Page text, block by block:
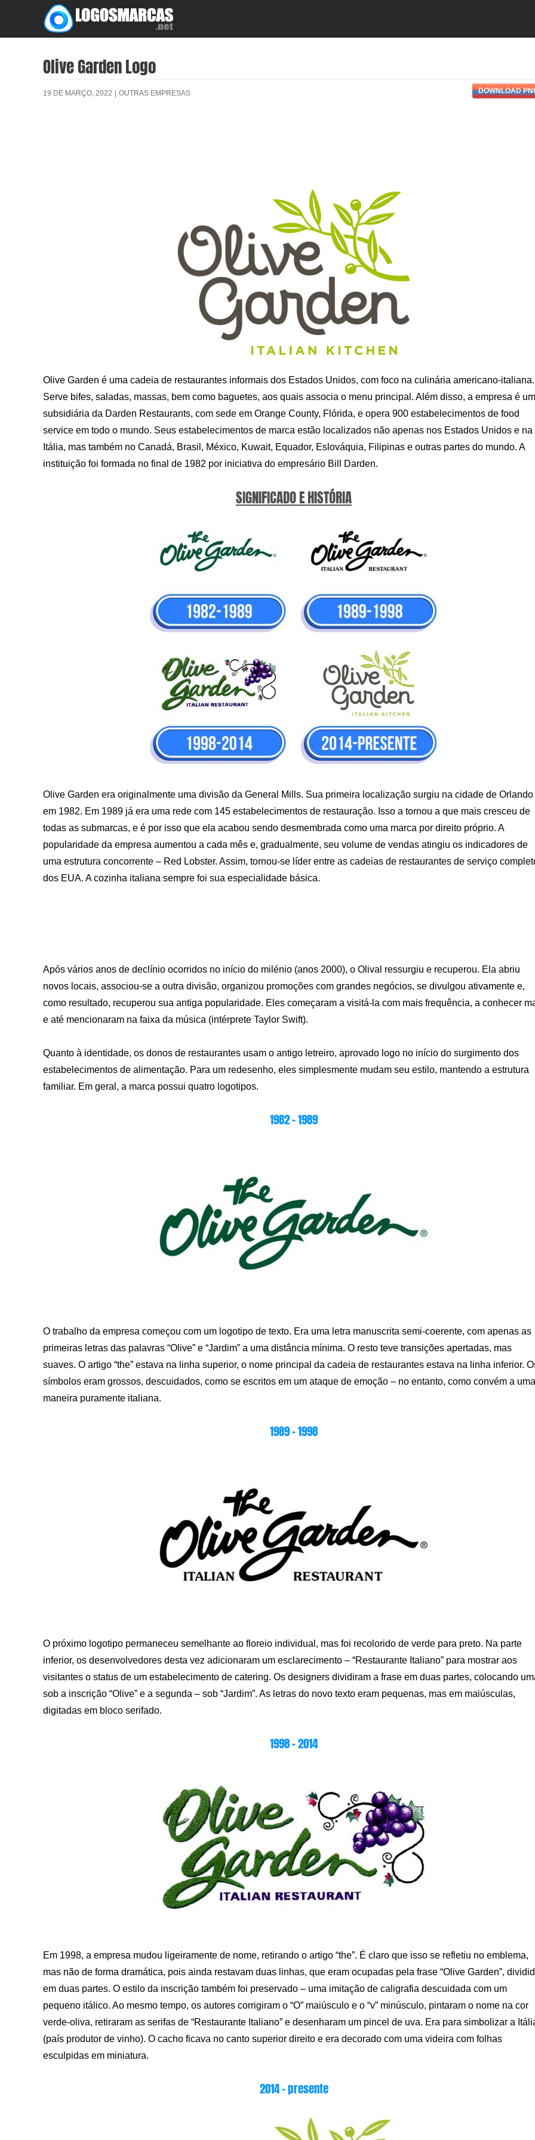
content
Olive Garden Logo
19 DE MARÇO, 2022 | OUTRAS EMPRESAS DOWNLOAD
Olive Garden é uma cadeia de restaurantes informais dos Estados Unidos, com foco na culinária americano-italiana.
Serve bifes, saladas, massas, bem como baguetes, aos quais associa o menu principal. Além disso, a empresa é
subsidiária da Darden Restaurants, com sede em Orange County, Flórida, e opera 900 estabelecimentos de food
service em todo o mundo. Seus estabelecimentos de marca estão localizados não apenas nos Estados Unidos e na
Itália, mas também no Canadá, Brasil, México, Kuwait, Equador, Eslováquia, Filipinas e outras partes do mundo. A
instituição foi formada no final de 1982 por iniciativa do empresário Bill Darden.
SIGNIFICADO E HISTÓRIA
Olive Garden era originalmente uma divisão da General Mills. Sua primeira localização surgiu na cidade de Orlando
em 1982. Em 1989 já era uma rede com 145 estabelecimentos de restauração. Isso a tornou a que mais cresceu de
todas as submarcas, e é por isso que ela acabou sendo desmembrada como uma marca por direito próprio. A
popularidade da empresa aumentou a cada mês e, gradualmente, seu volume de vendas atingiu os indicadores de
uma estrutura concorrente – Red Lobster. Assim, tornou-se líder entre as cadeias de restaurantes de serviço
dos EUA. A cozinha italiana sempre foi sua especialidade básica.
Após vários anos de declínio ocorridos no início do milénio (anos 2000), o Olival ressurgiu e recuperou. Ela abriu
novos locais, associou-se a outra divisão, organizou promoções com grandes negócios, se divulgou ativamente e,
como resultado, recuperou sua antiga popularidade. Eles começaram a visitá-la com mais frequência, a conhecer
e até mencionaram na faixa da música (intérprete Taylor Swift).
Quanto à identidade, os donos de restaurantes usam o antigo letreiro, aprovado logo no início do surgimento dos
estabelecimentos de alimentação. Para um redesenho, eles simplesmente mudam seu estilo, mantendo a estrutura
familiar. Em geral, a marca possui quatro logotipos.
1982 – 1989
O trabalho da empresa começou com um logotipo de texto. Era uma letra manuscrita semi-coerente, com apenas as
primeiras letras das palavras “Olive” e “Jardim” a uma distância mínima. O resto teve transições apertadas, mas
suaves. O artigo “the” estava na linha superior, o nome principal da cadeia de restaurantes estava na linha inferior.
símbolos eram grossos, descuidados, como se escritos em um ataque de emoção – no entanto, como convém a uma
maneira puramente italiana.
1989 – 1998
O próximo logotipo permaneceu semelhante ao floreio individual, mas foi recolorido de verde para preto. Na parte
inferior, os desenvolvedores desta vez adicionaram um esclarecimento – “Restaurante Italiano” para mostrar aos
visitantes o status de um estabelecimento de catering. Os designers dividiram a frase em duas partes, colocando
sob a inscrição “Olive” e a segunda – sob “Jardim”. As letras do novo texto eram pequenas, mas em maiúsculas,
digitadas em bloco serifado.
1998 – 2014
Em 1998, a empresa mudou ligeiramente de nome, retirando o artigo “the”. É claro que isso se refletiu no emblema,
mas não de forma dramática, pois ainda restavam duas linhas, que eram ocupadas pela frase “Olive Garden”,
em duas partes. O estilo da inscrição também foi preservado – uma imitação de caligrafia descuidada com um
pequeno itálico. Ao mesmo tempo, os autores corrigiram o “O” maiúsculo e o “v” minúsculo, pintaram o nome na cor
verde-oliva, retiraram as serifas de “Restaurante Italiano” e desenharam um pincel de uva. Era para simbolizar a
(país produtor de vinho). O cacho ficava no canto superior direito e era decorado com uma videira com folhas
esculpidas em miniatura.
2014 – presente